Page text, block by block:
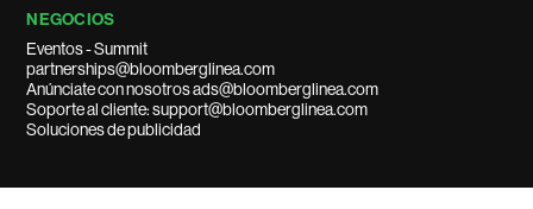
NEGOCIOS
Eventos - Summit
partnerships@bloomberglinea.com
Anúnciate con nosotros ads@bloomberglinea.com
Soporte al cliente: support@bloomberglinea.com
Soluciones de publicidad